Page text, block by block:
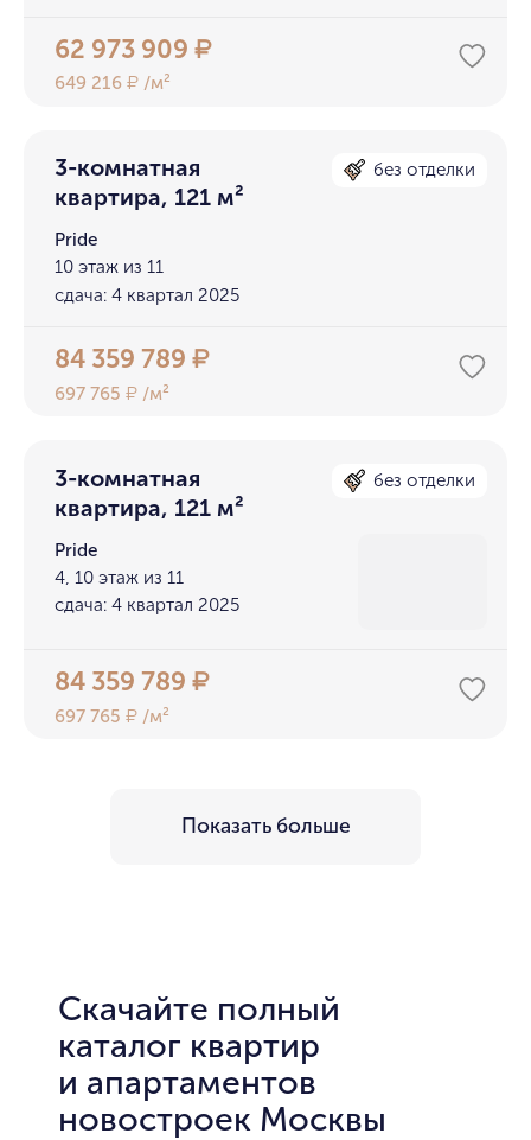
62 973 909₽
649 216₽ /м²
3-комнатная
квартира, 121 м²
без отделки
Pride
10 этаж из 11
сдача: 4 квартал 2025
84 359 789₽
697 765₽ /м²
3-комнатная
квартира, 121 м²
без отделки
Pride
4, 10 этаж из 11
сдача: 4 квартал 2025
84 359 789₽
697 765₽ /м²
Показать больше
Скачайте полный
каталог квартир
и апартаментов
новостроек Москвы